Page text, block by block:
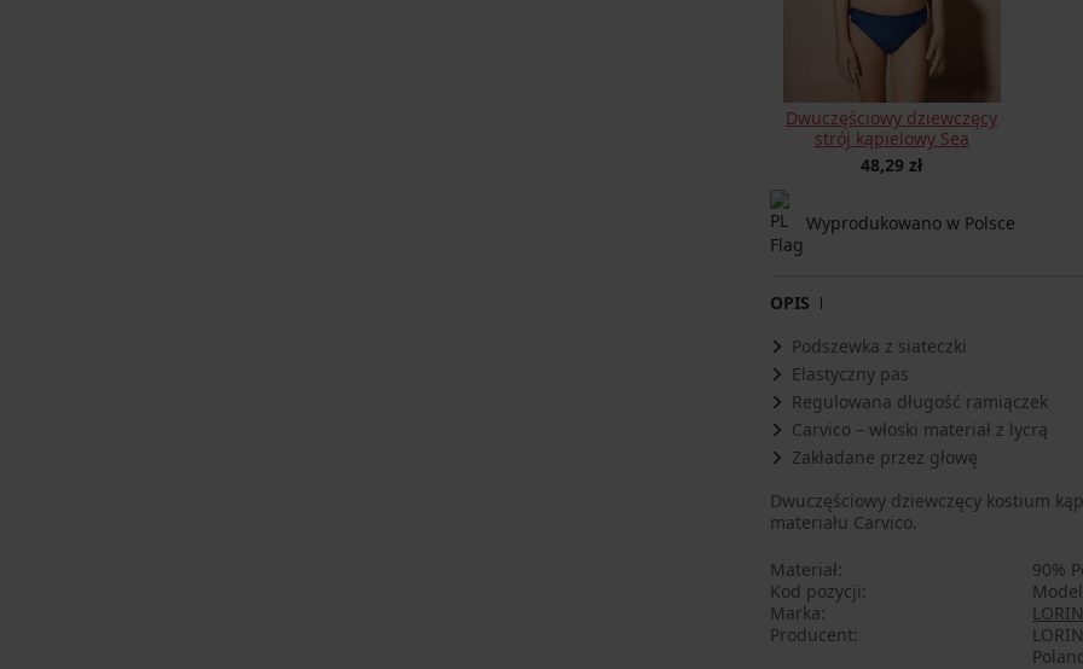
Dwuczęściowy dziewczęcy
strój kąpielowy Sea
48,29 zł
Wyprodukowano w Polsce
OPIS
Podszewka z siateczki
Elastyczny pas
Regulowana długość ramiączek
Carvico – włoski materiał z lycrą
Zakładane przez głowę
Dwuczęściowy dziewczęcy kostium
materiału Carvico.
Materiał
90%
Kod pozycji
Marka
LORIN
Producent